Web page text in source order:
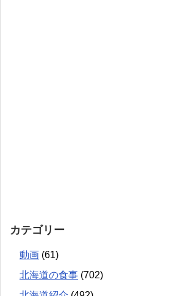
カテゴリー
動画 (61)
北海道の食事 (702)